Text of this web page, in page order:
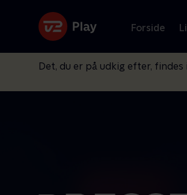
Forside
Det, du er på udkig efter,